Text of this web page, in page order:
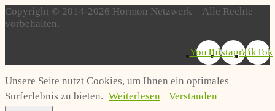
Copyright © 2014-2026 Hormon Netzwerk – Alle Rechte
vorbehalten.
YouTubeInstagramTikTok
Unsere Seite nutzt Cookies, um Ihnen ein optimales
Surferlebnis zu bieten. Weiterlesen Verstanden